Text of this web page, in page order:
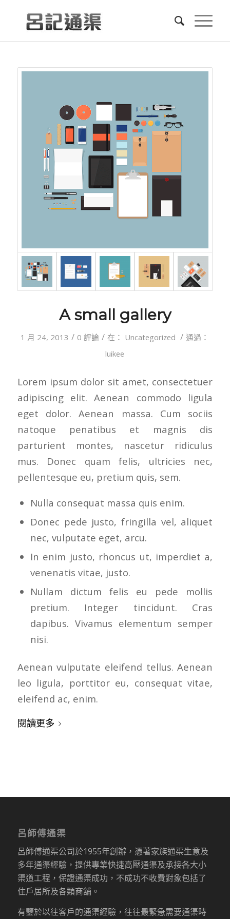
A small gallery
1 月 24, 2013 / 0 評論 / 在： Uncategorized / 通過：
luikee
Lorem ipsum dolor sit amet, consectetuer
adipiscing elit. Aenean commodo ligula
eget dolor. Aenean massa. Cum sociis
natoque penatibus et magnis dis
parturient montes, nascetur ridiculus
mus. Donec quam felis, ultricies nec,
pellentesque eu, pretium quis, sem.
Nulla consequat massa quis enim.
Donec pede justo, fringilla vel, aliquet
nec, vulputate eget, arcu.
In enim justo, rhoncus ut, imperdiet a,
venenatis vitae, justo.
Nullam dictum felis eu pede mollis
pretium. Integer tincidunt. Cras
dapibus. Vivamus elementum semper
nisi.
Aenean vulputate eleifend tellus. Aenean
leo ligula, porttitor eu, consequat vitae,
eleifend ac, enim.
閱讀更多
呂師傅通渠
呂師傅通渠公司於1955年創辦，憑著家族通渠生意及
多年通渠經驗，提供專業快捷高壓通渠及承接各大小
渠道工程，保證通渠成功，不成功不收費對象包括了
住戶居所及各類商舖。
有鑒於以往客戶的通渠經驗，往往最緊急需要通渠時